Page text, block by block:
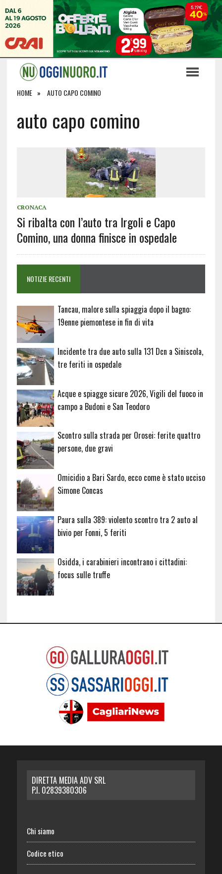
HOME AUTO CAPO COMINO
auto capo comino
CRONACA
Si ribalta con l’auto tra Irgoli e Capo
Comino, una donna finisce in ospedale
NOTIZIE RECENTI
Tancau, malore sulla spiaggia dopo il bagno:
19enne piemontese in fin di vita
Incidente tra due auto sulla 131 Dcn a Siniscola,
tre feriti in ospedale
Acque e spiagge sicure 2026, Vigili del fuoco in
campo a Budoni e San Teodoro
Scontro sulla strada per Orosei: ferite quattro
persone, due gravi
Omicidio a Bari Sardo, ecco come è stato ucciso
Simone Concas
Paura sulla 389: violento scontro tra 2 auto al
bivio per Fonni, 5 feriti
Osidda, i carabinieri incontrano i cittadini:
focus sulle truffe
DIRETTA MEDIA ADV SRL
P.I. 02839380306
Chi siamo
Codice etico